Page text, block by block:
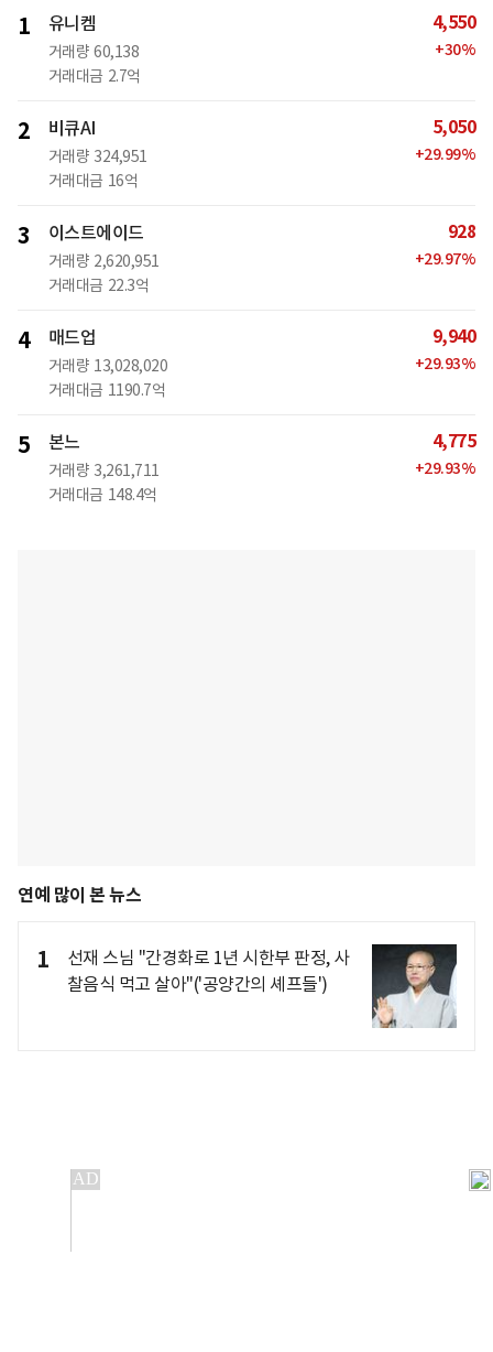
1 유니켐
거래량 60,138
거래대금 2.7억
4,550
+30%
2 비큐AI
거래량 324,951
거래대금 16억
5,050
+29.99%
3 이스트에이드
거래량 2,620,951
거래대금 22.3억
928
+29.97%
4 매드업
거래량 13,028,020
거래대금 1190.7억
9,940
+29.93%
5 본느
거래량 3,261,711
거래대금 148.4억
4,775
+29.93%
연예 많이 본 뉴스
1
선재 스님 "간경화로 1년 시한부 판정, 사
찰음식 먹고 살아"('공양간의 셰프들')